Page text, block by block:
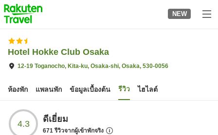
to
top
page
NEW
Hotel Hokke Club Osaka
12-19 Toganocho, Kita-ku, Osaka-shi, Osaka, 530-0056
ห้องพัก แพลนพัก ข้อมูลเบื้องต้น รีวิว ไฮไลต์
4.3 ดีเยี่ยม
671รีวิวจากผู้เข้าพักจริง